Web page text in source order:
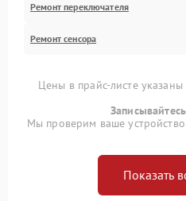
Ремонт переключателя
Ремонт сенсора
Цены в прайс-листе
Мы проверим ваше
Показать